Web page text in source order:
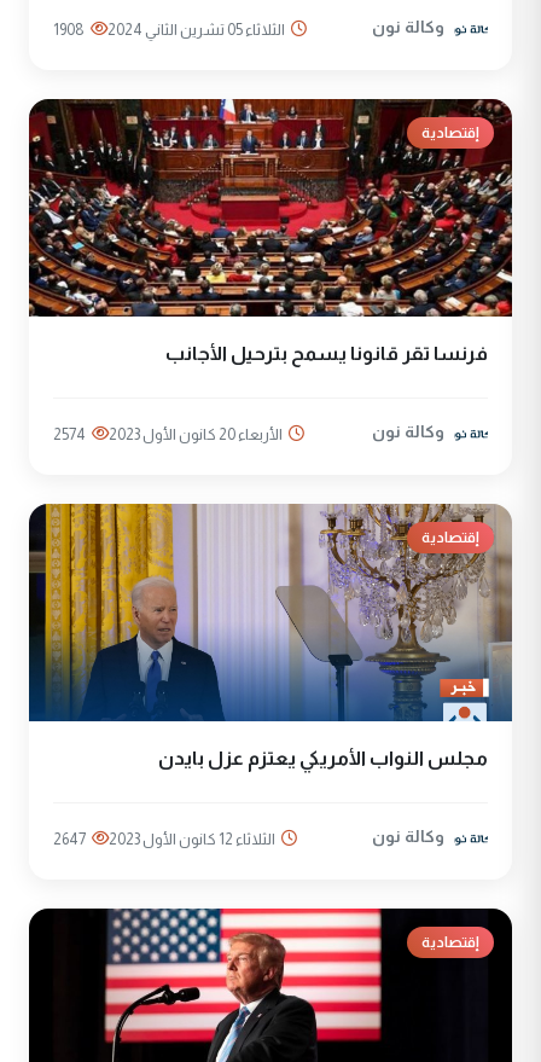
وكالة نون الثلاثاء 05 تشرين الثاني 2024 1908
إقتصادية
فرنسا تقر قانونا يسمح بترحيل الأجانب
وكالة نون الأربعاء 20 كانون الأول 2023 2574
إقتصادية
مجلس النواب الأمريكي يعتزم عزل بايدن
وكالة نون الثلاثاء 12 كانون الأول 2023 2647
إقتصادية